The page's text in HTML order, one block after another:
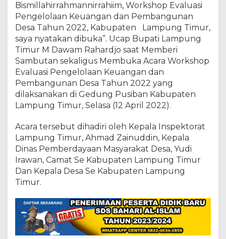
o
M
e
m
b
u
k
a
S
a
b
t
a
n
e
k
i
g
u
s
M
Bismillahirrahmannirrahiim, Workshop Evaluasi
Pengelolaan Keuangan dan Pembangunan
Desa Tahun 2022, Kabupaten Lampung Timur,
saya nyatakan dibuka”. Ucap Bupati Lampung
Timur M Dawam Rahardjo saat Memberi
Sambutan sekaligus Membuka Acara Workshop
Evaluasi Pengelolaan Keuangan dan
Pembangunan Desa Tahun 2022 yang
dilaksanakan di Gedung Pusiban Kabupaten
Lampung Timur, Selasa (12 April 2022).
Acara tersebut dihadiri oleh Kepala Inspektorat
Lampung Timur, Ahmad Zainuddin, Kepala
Dinas Pemberdayaan Masyarakat Desa, Yudi
Irawan, Camat Se Kabupaten Lampung Timur
Dan Kepala Desa Se Kabupaten Lampung
Timur.